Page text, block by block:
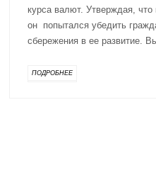
курса валют. Утверждая, что
он попытался убедить
сбережения в ее развитие.
ПОДРОБНЕЕ